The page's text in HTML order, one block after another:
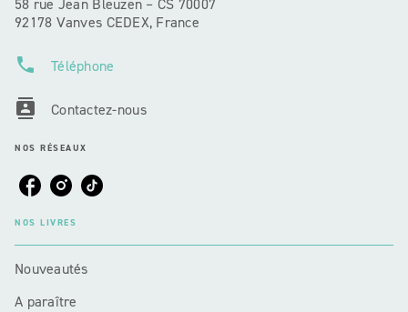
92178 Vanves CEDEX, France
phone Téléphone
contacts Contactez-nous
NOS RÉSEAUX
NOS LIVRES
Nouveautés
A paraître